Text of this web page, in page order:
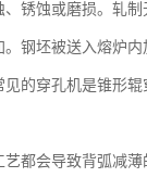
锈蚀或磨损。轧
钢坯被送入熔炉
的穿孔机是锥形
艺都会导致背弧减